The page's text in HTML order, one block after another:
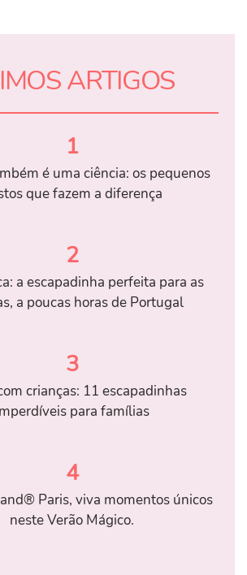
ARTIGOS
1
é uma ciência: os pequenos
que fazem a diferença
2
a escapadinha perfeita para as
a poucas horas de Portugal
3
crianças: 11 escapadinhas
para famílias
4
Paris, viva momentos únicos
neste Verão Mágico.